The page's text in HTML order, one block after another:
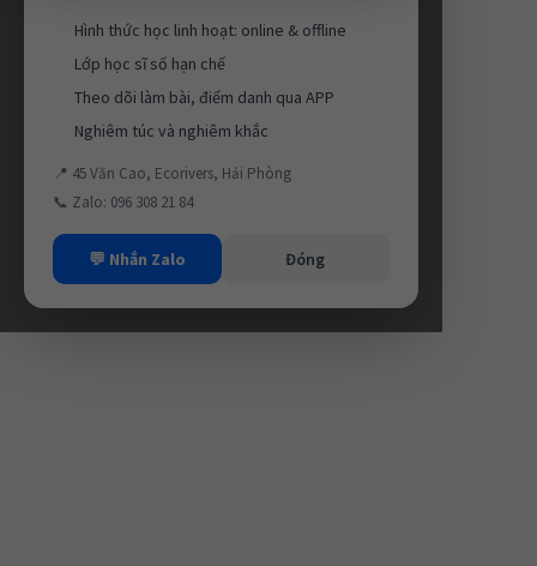
Hình thức học linh hoạt: online & offline
Lớp học sĩ số hạn chế
Theo dõi làm bài, điểm danh qua APP
Nghiêm túc và nghiêm khắc
📍 45 Văn Cao, Ecorivers, Hải Phòng
📞 Zalo: 096 308 21 84
💬 Nhắn Zalo Đóng